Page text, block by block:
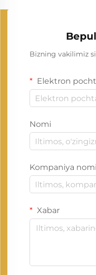
Bizning vakilimiz
Elektron
Nomi
Kompaniya nomi
Xabar